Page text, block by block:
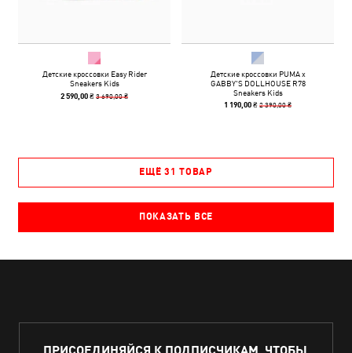
Детские кроссовки Easy Rider
Sneakers Kids
2 590,00 ₴3 690,00 ₴
Детские кроссовки PUMA x
GABBY'S DOLLHOUSE R78
Sneakers Kids
1 190,00 ₴2 390,00 ₴
ЕЩЁ 31 ТОВАР
ПОКАЗАТЬ ВСЕ
ПРИСОЕДИНЯЙСЯ К ПОДПИСЧИКАМ, ЧТОБЫ